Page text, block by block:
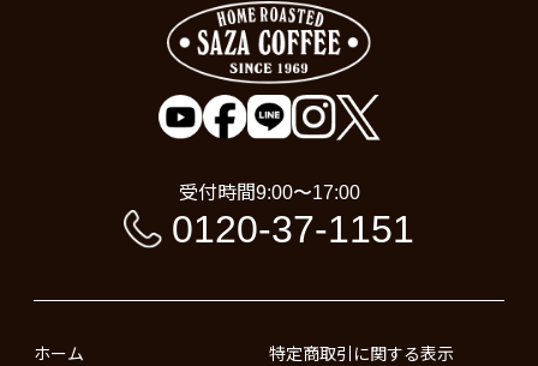
受付時間9:00〜17:00
0120-37-1151
ホーム 特定商取引に関する表示